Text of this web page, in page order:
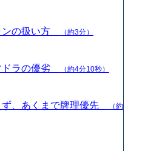
ンの扱い方 （約3分）
ドラの優劣 （約4分10秒）
ず、あくまで牌理優先
（約